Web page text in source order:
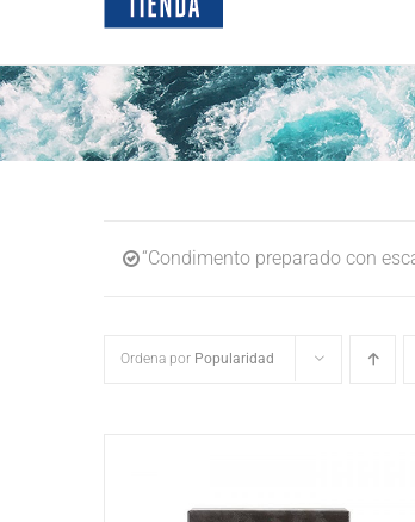
“Condimento preparado con
Ordena por Popularidad